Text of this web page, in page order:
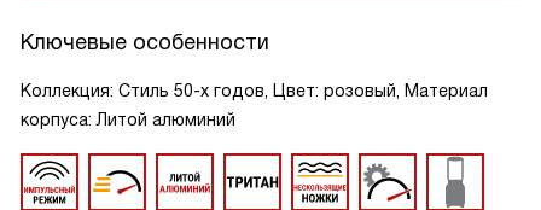
Ключевые особенности
Коллекция: Стиль 50-х годов, Цвет: розовый, Материал
корпуса: Литой алюминий